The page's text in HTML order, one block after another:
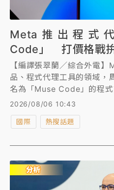
Meta推出程式
Code」 打價格戰
【編譯張翠蘭／綜合外電
品、程式代理工具的領域，
名為「Muse Code」的程
Agent），主打是比競爭對
2026/08/06 10:43
國際 熱搜話題